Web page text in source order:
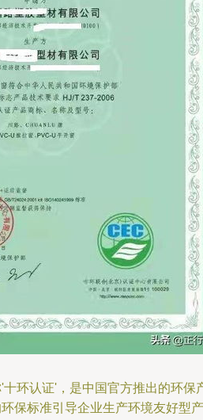
环认证'，是中国官方推出的环保
保标准引导企业生产环境友好型产